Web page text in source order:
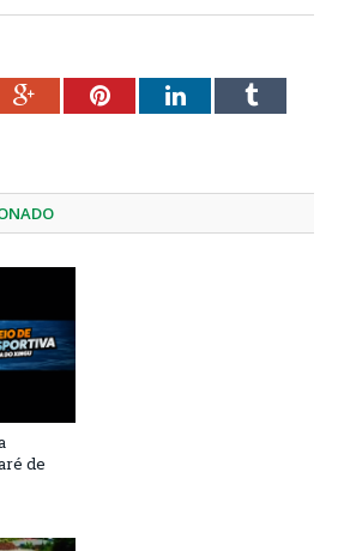
Google+PinterestLinkedInTumblr
de